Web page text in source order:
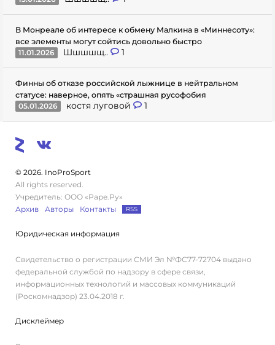
В Монреале об интересе к обмену Малкина в «Миннесоту»:
все элементы могут сойтись довольно быстро
11.01.2026
Шшшшщ.. 1
Финны об отказе российской лыжнице в нейтральном
статусе: наверное, опять «страшная русофобия
05.01.2026
костя луговой 1
© 2026. InoProSport
All rights reserved.
Учредитель: ООО «Раре.Ру»
Архив
Авторы Контакты RSS
Юридическая информация
Свидетельство о регистрации СМИ Эл №ФС77-72704 выдано
федеральной службой по надзору в сфере связи,
информационных технологий и массовых коммуникаций
(Роскомнадзор) 23.04.2018 г.
Дисклеймер